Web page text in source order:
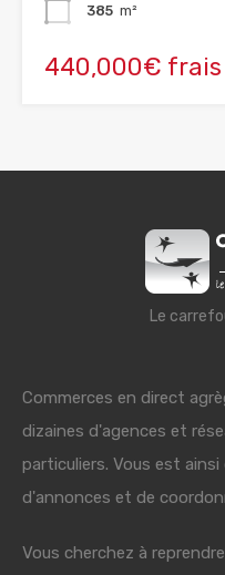
385 m²
440,000€ frais
Le
Commerces en direct
dizaines d'agences et
particuliers. Vous est
d'annonces et de
Vous cherchez à